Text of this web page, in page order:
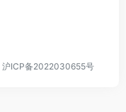
沪ICP备2022030655号